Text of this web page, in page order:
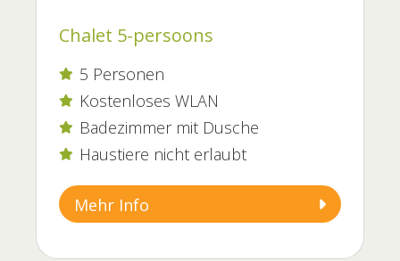
Chalet 5-persoons
 5 Personen
 Badezimmer mit Dusche
 Kostenloses WLAN
 Haustiere nicht erlaubt
Mehr Info